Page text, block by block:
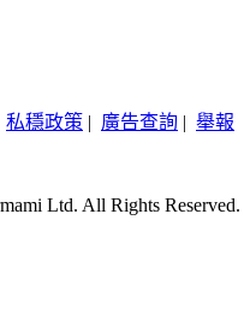
私穩政策 | 廣告查詢 | 舉報
Ltd. All Rights Reserved.